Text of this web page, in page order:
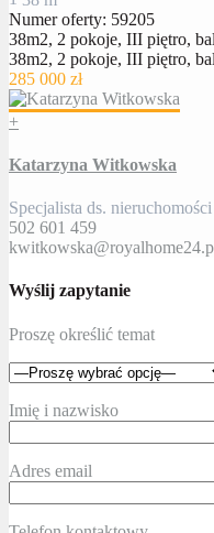
Numer oferty: 59205
38m2, 2 pokoje, III piętro,
38m2, 2 pokoje, III piętro,
285 000 zł
+
Katarzyna Witkowska
Specjalista ds. nieruchomości
502 601 459
Wyślij zapytanie
Proszę określić temat
Imię i nazwisko
Adres email